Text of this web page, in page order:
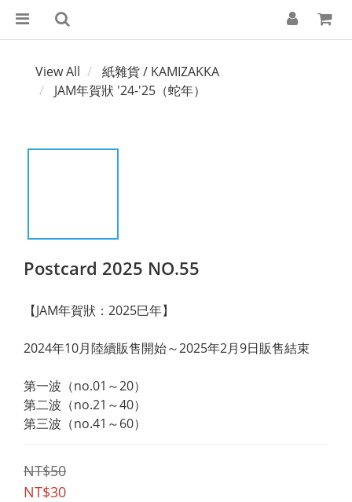
View All
紙雜貨 / KAMIZAKKA
JAM年賀狀 '24-'25（蛇年）
Postcard 2025 NO.55
【JAM年賀狀：2025巳年】
2024年10月陸續販售開始～2025年2月9日販售結束
第一波（no.01～20）
第二波（no.21～40）
第三波（no.41～60）
NT$50
NT$30